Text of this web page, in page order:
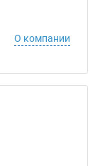
О компании